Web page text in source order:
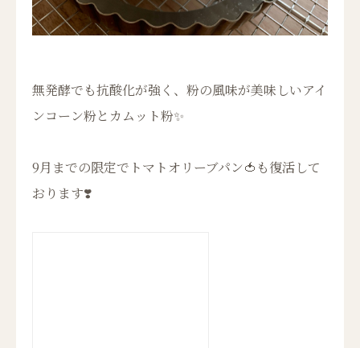
無発酵でも抗酸化が強く、粉の風味が美味しいアイ
ンコーン粉とカムット粉✨
9月までの限定でトマトオリーブパン🍅も復活して
おります❣️